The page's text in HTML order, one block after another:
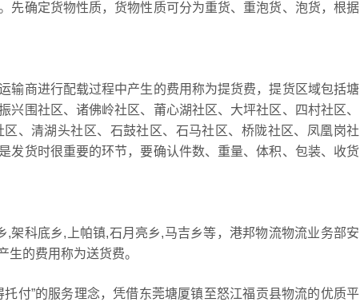
先确定货物性质，货物性质可分为重货、重泡货、泡货，根据
输商进行配载过程中产生的费用称为提货费，提货区域包括塘
围社区、诸佛岭社区、莆心湖社区、大坪社区、四村社区、
、清湖头社区、石鼓社区、石马社区、桥陇社区、凤凰岗社
发货时很重要的环节，要确认件数、重量、体积、包装、收货
架科底乡,上帕镇,石月亮乡,马吉乡等，港邦物流物流业务部安
的费用称为送货费。
付”的服务理念，凭借东莞塘厦镇至怒江福贡县物流的优质平